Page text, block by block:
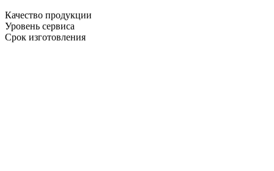
Качество продукции
Уровень сервиса
Срок изготовления